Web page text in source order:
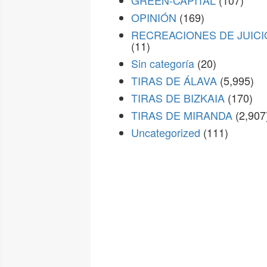
OPINIÓN (169)
RECREACIONES DE
(11)
Sin categoría (20)
TIRAS DE ÁLAVA (5,995)
TIRAS DE BIZKAIA (170)
TIRAS DE MIRANDA
Uncategorized (111)